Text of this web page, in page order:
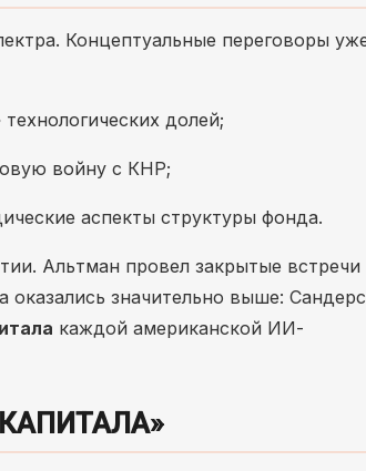
Концептуальные переговоры
долей;
войну с КНР;
аспекты структуры фонда.
Альтман провел закрытые встречи
оказались значительно выше: Сандерс
каждой американской ИИ-